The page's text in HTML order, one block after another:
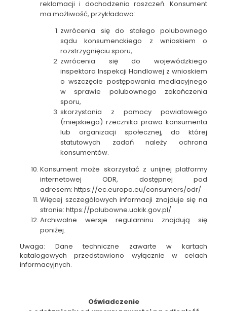
reklamacji i dochodzenia roszczeń. Konsument
ma możliwość, przykładowo:
zwrócenia się do stałego polubownego
sądu konsumenckiego z wnioskiem o
rozstrzygnięciu sporu,
zwrócenia się do wojewódzkiego
inspektora Inspekcji Handlowej z wnioskiem
o wszczęcie postępowania mediacyjnego
w sprawie polubownego zakończenia
sporu,
skorzystania z pomocy powiatowego
(miejskiego) rzecznika prawa konsumenta
lub organizacji społecznej, do której
statutowych zadań należy ochrona
konsumentów.
Konsument może skorzystać z unijnej platformy
internetowej ODR, dostępnej pod
adresem: https://ec.europa.eu/consumers/odr/
Więcej szczegółowych informacji znajduje się na
stronie: https://polubowne.uokik.gov.pl/
Archiwalne wersje regulaminu znajdują się
poniżej.
Uwaga: Dane techniczne zawarte w kartach
katalogowych przedstawiono wyłącznie w celach
informacyjnych.
Oświadczenie